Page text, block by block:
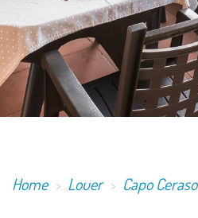
Home Louer Capo Ceraso